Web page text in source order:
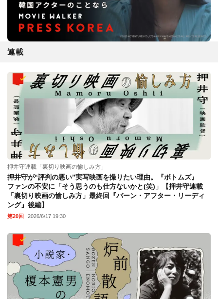
連載
押井守連載「裏切り映画の愉しみ方」
押井守が“評判の悪い”実写映画を撮りたい理由。『ボトムズ』
ファンの不安に「そう思うのも仕方ないかと(笑)」【押井守連載
「裏切り映画の愉しみ方」最終回『バーン・アフター・リーディ
ング』後編】
第20回 2026/6/17 19:30